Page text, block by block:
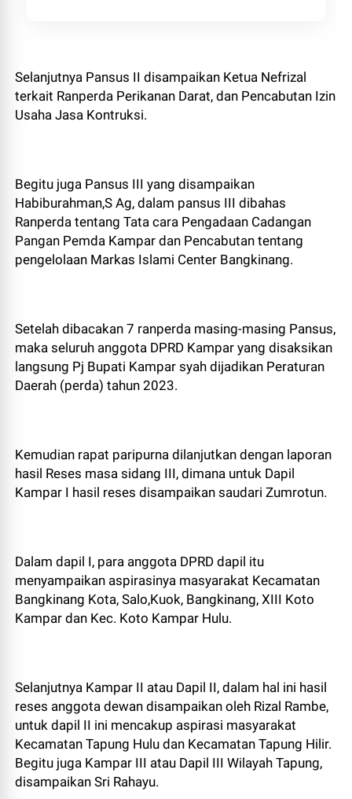
Selanjutnya Pansus II disampaikan Ketua Nefrizal
terkait Ranperda Perikanan Darat, dan Pencabutan Izin
Usaha Jasa Kontruksi.
Begitu juga Pansus III yang disampaikan
Habiburahman,S Ag, dalam pansus III dibahas
Ranperda tentang Tata cara Pengadaan Cadangan
Pangan Pemda Kampar dan Pencabutan tentang
pengelolaan Markas Islami Center Bangkinang.
Setelah dibacakan 7 ranperda masing-masing Pansus,
maka seluruh anggota DPRD Kampar yang disaksikan
langsung Pj Bupati Kampar syah dijadikan Peraturan
Daerah (perda) tahun 2023.
Kemudian rapat paripurna dilanjutkan dengan laporan
hasil Reses masa sidang III, dimana untuk Dapil
Kampar I hasil reses disampaikan saudari Zumrotun.
Dalam dapil I, para anggota DPRD dapil itu
menyampaikan aspirasinya masyarakat Kecamatan
Bangkinang Kota, Salo,Kuok, Bangkinang, XIII Koto
Kampar dan Kec. Koto Kampar Hulu.
Selanjutnya Kampar II atau Dapil II, dalam hal ini hasil
reses anggota dewan disampaikan oleh Rizal Rambe,
untuk dapil II ini mencakup aspirasi masyarakat
Kecamatan Tapung Hulu dan Kecamatan Tapung Hilir.
Begitu juga Kampar III atau Dapil III Wilayah Tapung,
disampaikan Sri Rahayu.